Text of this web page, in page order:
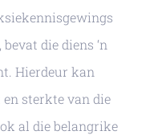
die diens ‘n
Hierdeur kan
sterkte van die
al die belangrike